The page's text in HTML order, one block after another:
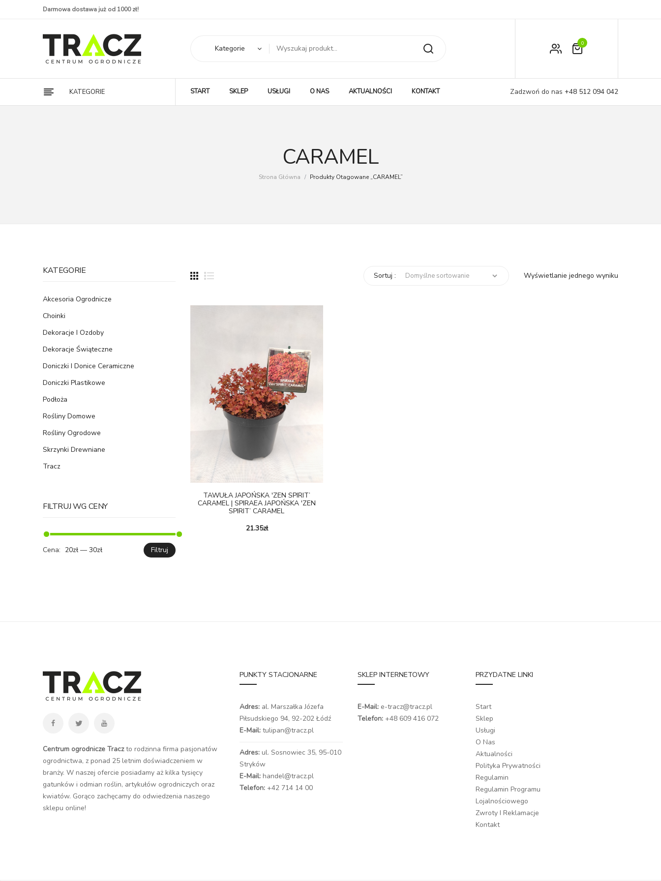
Darmowa dostawa już od 1000 zł!
Moje konto
0
Kategorie
KATEGORIE START SKLEP USŁUGI O NAS AKTUALNOŚCI KONTAKT Zadzwoń do nas +48 512 094 042
CARAMEL
Strona Główna / Produkty Otagowane „CARAMEL”
KATEGORIE
Akcesoria Ogrodnicze
Choinki
Dekoracje I Ozdoby
Dekoracje Świąteczne
Doniczki I Donice Ceramiczne
Doniczki Plastikowe
Podłoża
Rośliny Domowe
Rośliny Ogrodowe
Skrzynki Drewniane
Tracz
FILTRUJ WG CENY
Filtruj
Cena: 20zł — 30zł
Wyświetlanie jednego wyniku
Sortuj :
TAWUŁA JAPOŃSKA 'ZEN SPIRIT’
CARAMEL | SPIRAEA JAPOŃSKA 'ZEN
SPIRIT’ CARAMEL
21.35zł
Centrum ogrodnicze Traczto rodzinna firma pasjonatów
ogrodnictwa, z ponad 25 letnim doświadczeniem w
branży. W naszej ofercie posiadamy aż kilka tysięcy
gatunków i odmian roślin, artykułów ogrodniczych oraz
kwiatów. Gorąco zachęcamy do odwiedzenia naszego
sklepu online!
PUNKTY STACJONARNE
Adres: al. Marszałka Józefa
Piłsudskiego 94, 92-202 Łódź
E-Mail: tulipan@tracz.pl
Adres: ul. Sosnowiec 35, 95-010
Stryków
E-Mail: handel@tracz.pl
Telefon: +42 714 14 00
SKLEP INTERNETOWY
E-Mail: e-tracz@tracz.pl
Telefon: +48 609 416 072
PRZYDATNE LINKI
Start
Sklep
Usługi
O Nas
Aktualności
Polityka Prywatności
Regulamin
Regulamin Programu
Lojalnościowego
Zwroty I Reklamacje
Kontakt